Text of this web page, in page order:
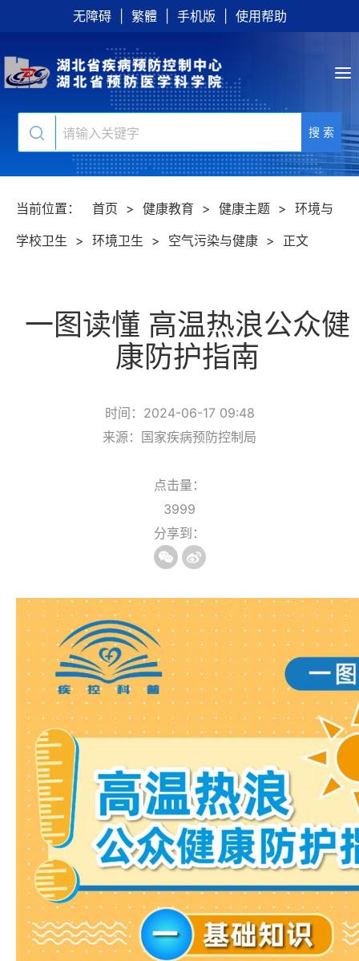
无障碍 繁體 手机版 使用帮助
搜 索
当前位置： 首页 > 健康教育 > 健康主题 > 环境与
学校卫生 > 环境卫生 > 空气污染与健康 > 正文
一图读懂 高温热浪公众健
康防护指南
时间：2024-06-17 09:48
来源：国家疾病预防控制局
点击量：
3999
分享到：